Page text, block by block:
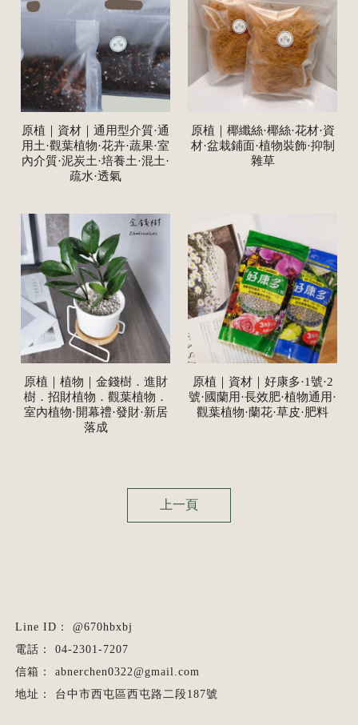
原植｜資材｜通用型介質·通
用土·觀葉植物·花卉·蔬果·室
內介質·泥炭土·培養土·混土·
疏水·透氣
原植｜椰纖絲·椰絲·花材·資
材·盆栽鋪面·植物裝飾·抑制
雜草
原植｜植物｜金錢樹．進財
樹．招財植物．觀葉植物．
室內植物·開幕禮·發財·新居
落成
原植｜資材｜好康多·1號·2
號·國蘭用·長效肥·植物通用·
觀葉植物·蘭花·草皮·肥料
上一頁
@670hbxbj
04-2301-7207
abnerchen0322@gmail.com
台中市西屯區西屯路二段187號